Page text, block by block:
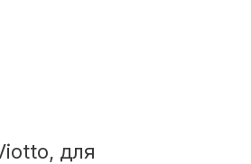
для